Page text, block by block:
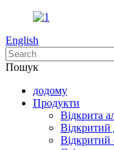
English
Пошук
додому
Продукти
Відкрита
Відкритий
Відкритий